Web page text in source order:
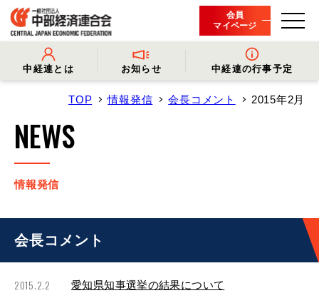
会員
マイページ
中経連とは
- 会長挨拶
- 役員名簿
- 会員一覧
お知らせ
- プレスリリース
- 会長コメント
- イベント・セミナー
中経連の行事予定
TOP 情報発信 会長コメント 2015年2月
NEWS
情報発信
会長コメント
2015.2.2 愛知県知事選挙の結果について